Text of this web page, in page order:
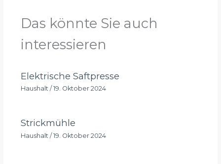
Das könnte Sie auch
interessieren
Elektrische Saftpresse
Haushalt / 19. Oktober 2024
Strickmühle
Haushalt /19. Oktober 2024